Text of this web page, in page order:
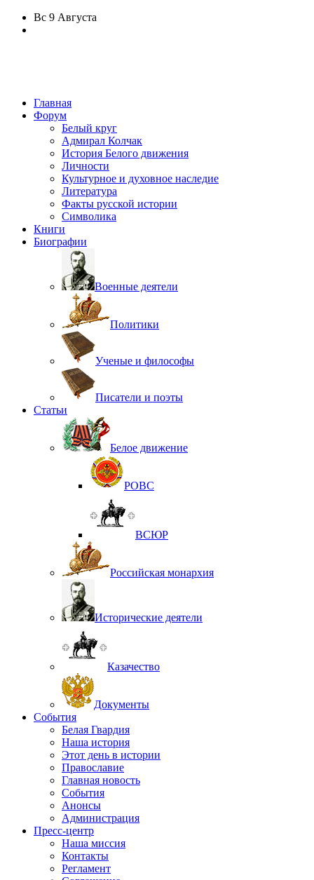
Вс 9 Августа
Главная
Форум
Белый круг
Адмирал Колчак
История Белого движения
Личности
Культурное и духовное наследие
Литература
Факты русской истории
Символика
Книги
Биографии
Военные деятели
Политики
Ученые и философы
Писатели и поэты
Статьи
Белое движение
РОВС
ВСЮР
Российская монархия
Исторические деятели
Казачество
Документы
События
Белая Гвардия
Наша история
Этот день в истории
Православие
Главная новость
События
Анонсы
Администрация
Пресс-центр
Наша миссия
Контакты
Регламент